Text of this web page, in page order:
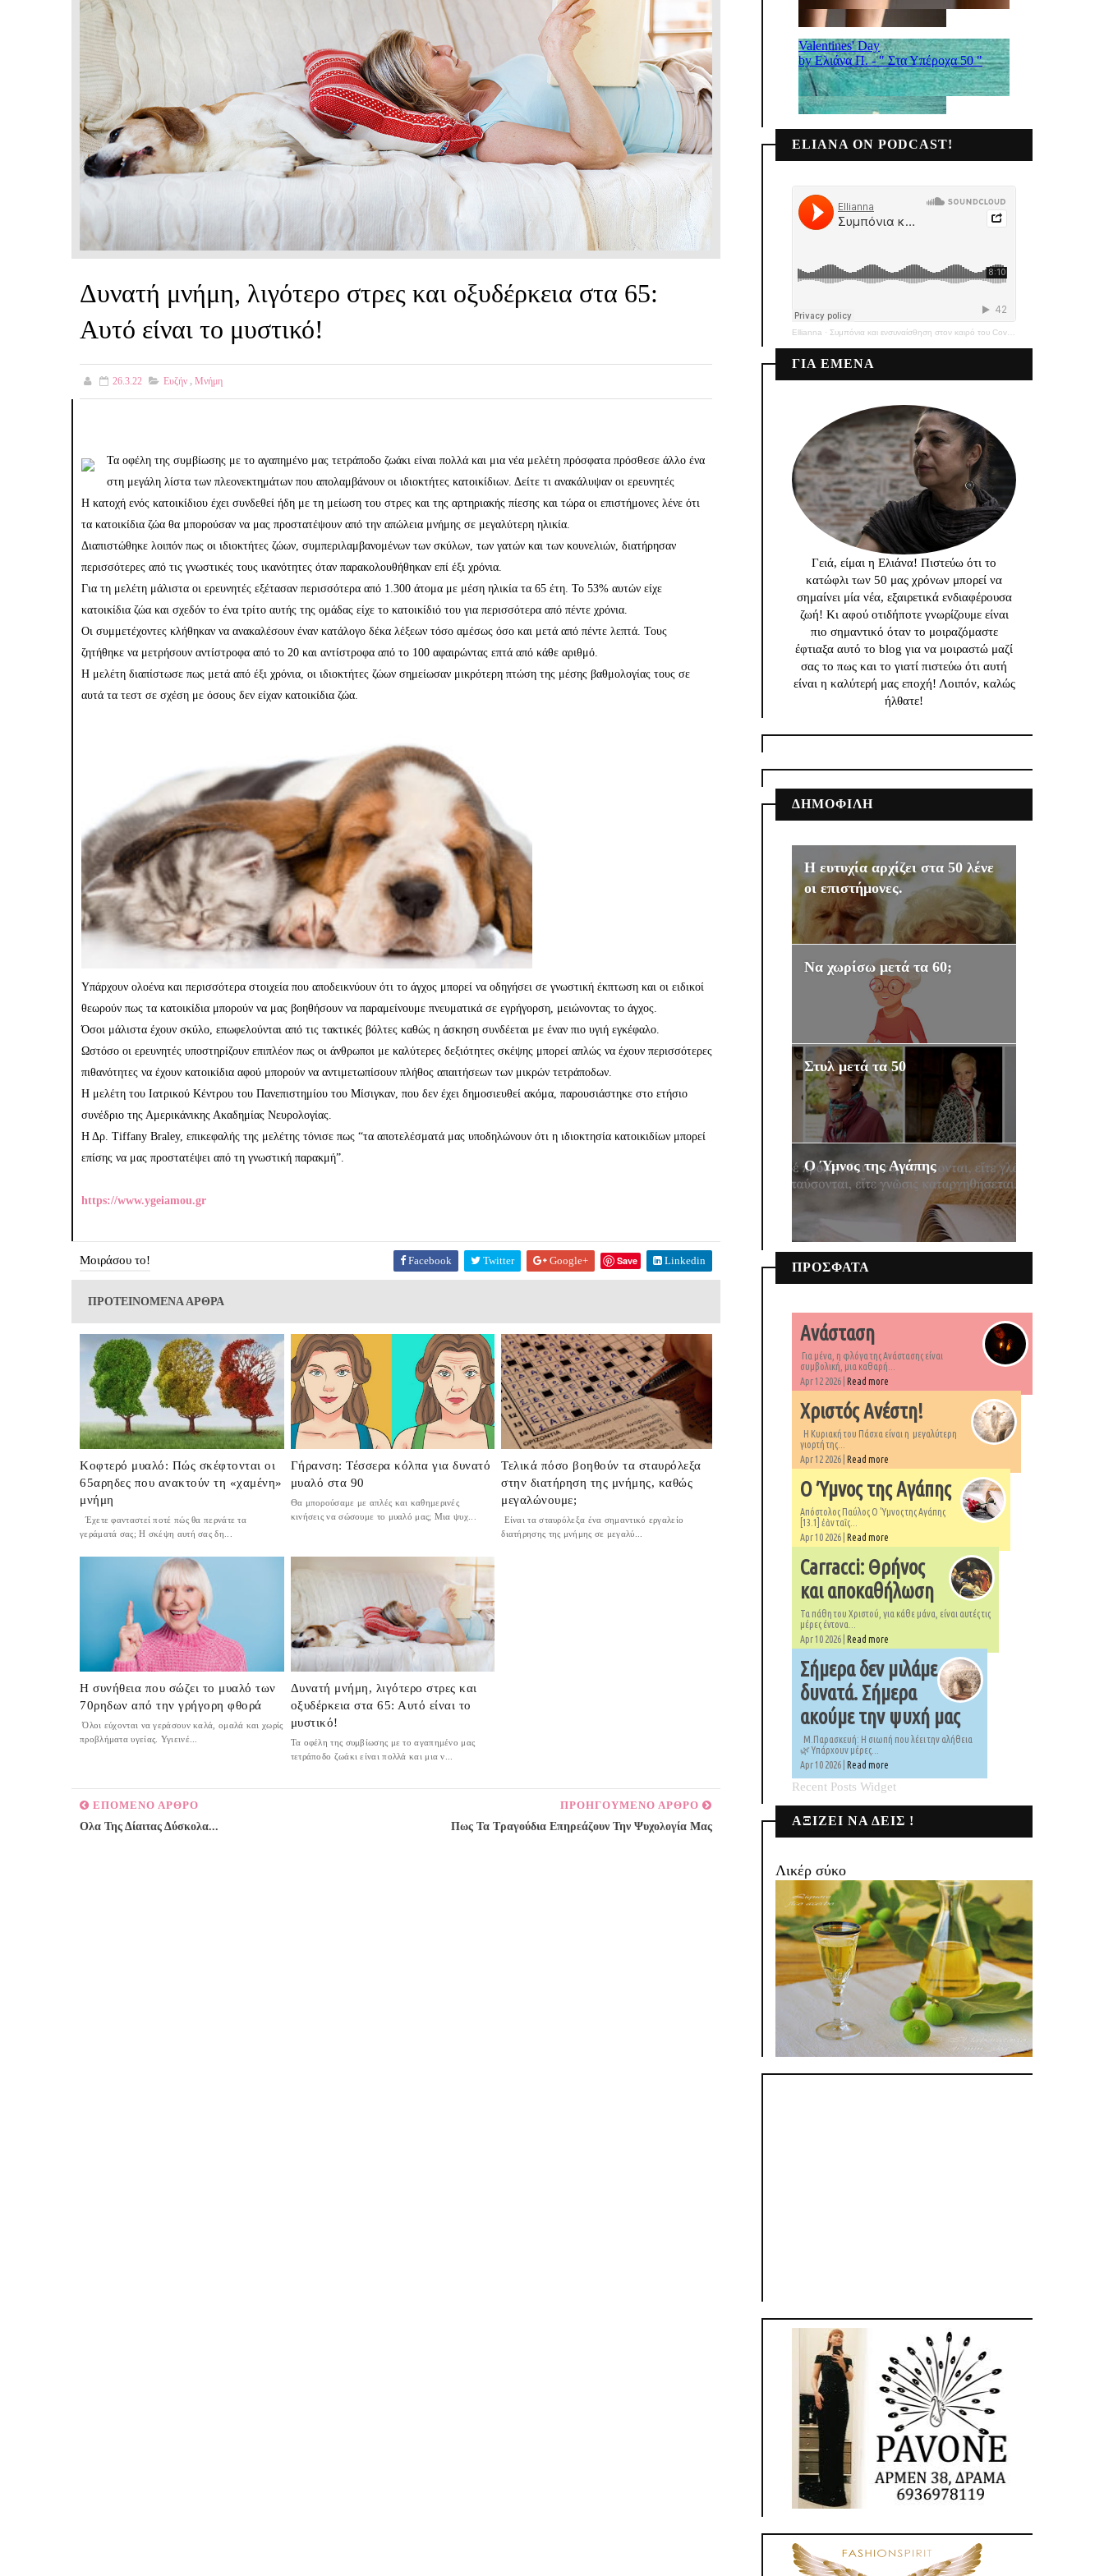
Δυνατή μνήμη, λιγότερο στρες και οξυδέρκεια στα 65:
Αυτό είναι το μυστικό!
26.3.22 Ευζήν , Μνήμη
Τα οφέλη της συμβίωσης με το αγαπημένο μας τετράποδο ζωάκι είναι πολλά και μια νέα μελέτη πρόσφατα πρόσθεσε άλλο ένα
στη μεγάλη λίστα των πλεονεκτημάτων που απολαμβάνουν οι ιδιοκτήτες κατοικίδιων. Δείτε τι ανακάλυψαν οι ερευνητές
Η κατοχή ενός κατοικίδιου έχει συνδεθεί ήδη με τη μείωση του στρες και της αρτηριακής πίεσης και τώρα οι επιστήμονες λένε ότι
τα κατοικίδια ζώα θα μπορούσαν να μας προστατέψουν από την απώλεια μνήμης σε μεγαλύτερη ηλικία.
Διαπιστώθηκε λοιπόν πως οι ιδιοκτήτες ζώων, συμπεριλαμβανομένων των σκύλων, των γατών και των κουνελιών, διατήρησαν
περισσότερες από τις γνωστικές τους ικανότητες όταν παρακολουθήθηκαν επί έξι χρόνια.
Για τη μελέτη μάλιστα οι ερευνητές εξέτασαν περισσότερα από 1.300 άτομα με μέση ηλικία τα 65 έτη. Το 53% αυτών είχε
κατοικίδια ζώα και σχεδόν το ένα τρίτο αυτής της ομάδας είχε το κατοικίδιό του για περισσότερα από πέντε χρόνια.
Οι συμμετέχοντες κλήθηκαν να ανακαλέσουν έναν κατάλογο δέκα λέξεων τόσο αμέσως όσο και μετά από πέντε λεπτά. Τους
ζητήθηκε να μετρήσουν αντίστροφα από το 20 και αντίστροφα από το 100 αφαιρώντας επτά από κάθε αριθμό.
Η μελέτη διαπίστωσε πως μετά από έξι χρόνια, οι ιδιοκτήτες ζώων σημείωσαν μικρότερη πτώση της μέσης βαθμολογίας τους σε
αυτά τα τεστ σε σχέση με όσους δεν είχαν κατοικίδια ζώα.
Υπάρχουν ολοένα και περισσότερα στοιχεία που αποδεικνύουν ότι το άγχος μπορεί να οδηγήσει σε γνωστική έκπτωση και οι ειδικοί
θεωρούν πως τα κατοικίδια μπορούν να μας βοηθήσουν να παραμείνουμε πνευματικά σε εγρήγορση, μειώνοντας το άγχος.
Όσοι μάλιστα έχουν σκύλο, επωφελούνται από τις τακτικές βόλτες καθώς η άσκηση συνδέεται με έναν πιο υγιή εγκέφαλο.
Ωστόσο οι ερευνητές υποστηρίζουν επιπλέον πως οι άνθρωποι με καλύτερες δεξιότητες σκέψης μπορεί απλώς να έχουν περισσότερες
πιθανότητες να έχουν κατοικίδια αφού μπορούν να αντιμετωπίσουν πλήθος απαιτήσεων των μικρών τετράποδων.
Η μελέτη του Ιατρικού Κέντρου του Πανεπιστημίου του Μίσιγκαν, που δεν έχει δημοσιευθεί ακόμα, παρουσιάστηκε στο ετήσιο
συνέδριο της Αμερικάνικης Ακαδημίας Νευρολογίας.
Η Δρ. Tiffany Braley, επικεφαλής της μελέτης τόνισε πως “τα αποτελέσματά μας υποδηλώνουν ότι η ιδιοκτησία κατοικιδίων μπορεί
επίσης να μας προστατέψει από τη γνωστική παρακμή”.
https://www.ygeiamou.gr
Μοιράσου το! Facebook Twitter Google+ Save Linkedin
ΠΡΟΤΕΙΝΟΜΕΝΑ ΑΡΘΡΑ
Κοφτερό μυαλό: Πώς σκέφτονται οι
65αρηδες που ανακτούν τη «χαμένη»
μνήμη
Έχετε φανταστεί ποτέ πώς θα περνάτε τα
γεράματά σας; H σκέψη αυτή σας δη...
Γήρανση: Τέσσερα κόλπα για δυνατό
μυαλό στα 90
Θα μπορούσαμε με απλές και καθημερινές
κινήσεις να σώσουμε το μυαλό μας; Μια ψυχ...
Τελικά πόσο βοηθούν τα σταυρόλεξα
στην διατήρηση της μνήμης, καθώς
μεγαλώνουμε;
Είναι τα σταυρόλεξα ένα σημαντικό εργαλείο
διατήρησης της μνήμης σε μεγαλύ...
Η συνήθεια που σώζει το μυαλό των
70ρηδων από την γρήγορη φθορά
Όλοι εύχονται να γεράσουν καλά, ομαλά και χωρίς
προβλήματα υγείας. Υγιεινέ...
Δυνατή μνήμη, λιγότερο στρες και
οξυδέρκεια στα 65: Αυτό είναι το
μυστικό!
Τα οφέλη της συμβίωσης με το αγαπημένο μας
τετράποδο ζωάκι είναι πολλά και μια ν...
ΕΠΟΜΕΝΟ ΑΡΘΡΟ
Ολα Της Δίαιτας Δύσκολα...
ΠΡΟΗΓΟΥΜΕΝΟ ΑΡΘΡΟ
Πως Τα Τραγούδια Επηρεάζουν Την Ψυχολογία Μας
ELIANA ON PODCAST!
Ellianna · Συμπόνια και ενσυναίσθηση στον καιρό του Covid-19
ΓΙΑ ΕΜΕΝΑ
Γειά, είμαι η Ελιάνα! Πιστεύω ότι το
κατώφλι των 50 μας χρόνων μπορεί να
σημαίνει μία νέα, εξαιρετικά ενδιαφέρουσα
ζωή! Κι αφού οτιδήποτε γνωρίζουμε είναι
πιο σημαντικό όταν το μοιραζόμαστε
έφτιαξα αυτό το blog για να μοιραστώ μαζί
σας το πως και το γιατί πιστεύω ότι αυτή
είναι η καλύτερή μας εποχή! Λοιπόν, καλώς
ήλθατε!
ΔΗΜΟΦΙΛΗ
Η ευτυχία αρχίζει στα 50 λένε
οι επιστήμονες.
Να χωρίσω μετά τα 60;
Στυλ μετά τα 50
Ο Ύμνος της Αγάπης
ΠΡΟΣΦΑΤΑ
Ανάσταση
Για μένα, η φλόγα της Ανάστασης είναι
συμβολική, μια καθαρή...
Apr 12 2026 | Read more
Χριστός Ανέστη!
Η Κυριακή του Πάσχα είναι η μεγαλύτερη
γιορτή της...
Apr 12 2026 | Read more
Ο Ύμνος της Αγάπης
Απόστολος Παύλος Ο 'Υμνος της Αγάπης
[13.1] ἐὰν ταῖς...
Apr 10 2026 | Read more
Carracci: Θρήνος
και αποκαθήλωση
Τα πάθη του Χριστού, για κάθε μάνα, είναι αυτές τις
μέρες έντονα...
Apr 10 2026 | Read more
Σήμερα δεν μιλάμε
δυνατά. Σήμερα
ακούμε την ψυχή μας
Μ.Παρασκευή: Η σιωπή που λέει την αλήθεια
🌿 Υπάρχουν μέρες...
Apr 10 2026 | Read more
Recent Posts Widget
ΑΞΙΖΕΙ ΝΑ ΔΕΙΣ !
Λικέρ σύκο